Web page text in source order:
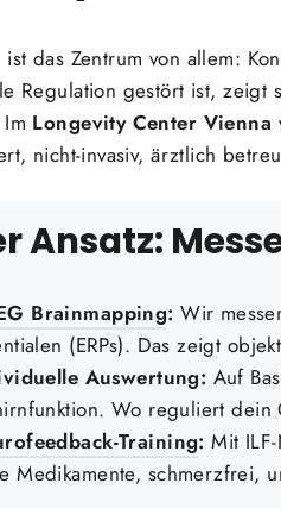
das Zentrum von allem:
Regulation gestört ist, zeigt
Longevity Center Vienna
nicht-invasiv, ärztlich
Ansatz:
Brainmapping: Wir
(ERPs). Das zeigt
Auswertung: Auf
Wo reguliert
Training: Mit
Medikamente, schmerzfrei,